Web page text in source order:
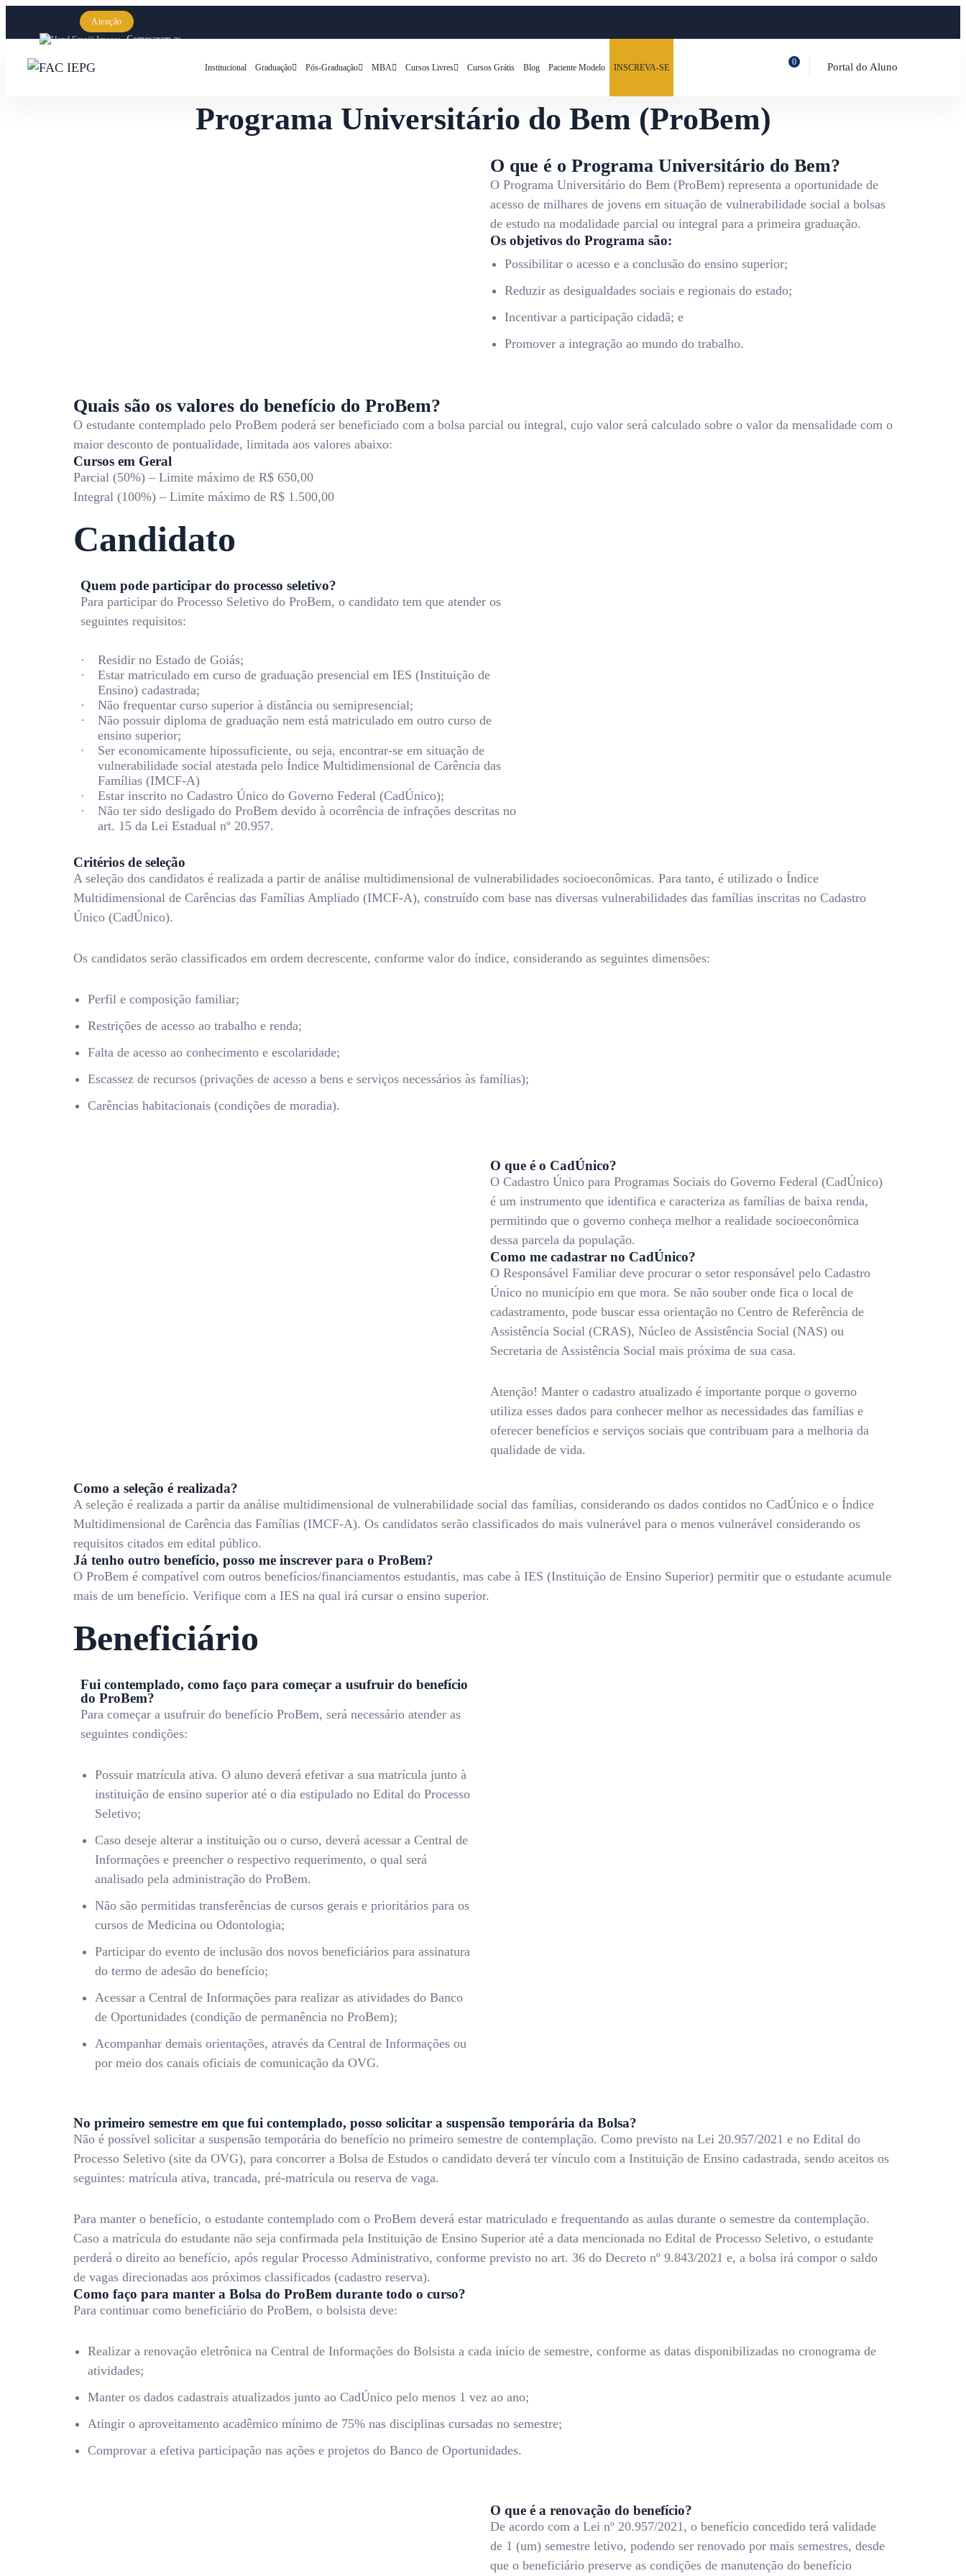
Atenção
Começaram as
Institucional
Graduação Pós-Graduação MBA Cursos Livres Cursos Grátis Blog Paciente Modelo INSCREVA-SE
0 Portal do Aluno
Programa Universitário do Bem (ProBem)
O que é o Programa Universitário do Bem?
O Programa Universitário do Bem (ProBem) representa a oportunidade de
acesso de milhares de jovens em situação de vulnerabilidade social a bolsas
de estudo na modalidade parcial ou integral para a primeira graduação.
Os objetivos do Programa são:
Possibilitar o acesso e a conclusão do ensino superior;
Reduzir as desigualdades sociais e regionais do estado;
Incentivar a participação cidadã; e
Promover a integração ao mundo do trabalho.
Quais são os valores do benefício do ProBem?
O estudante contemplado pelo ProBem poderá ser beneficiado com a bolsa parcial ou integral, cujo valor será calculado sobre o valor da mensalidade com o
maior desconto de pontualidade, limitada aos valores abaixo:
Cursos em Geral
Parcial (50%) – Limite máximo de R$ 650,00
Integral (100%) – Limite máximo de R$ 1.500,00
Candidato
Quem pode participar do processo seletivo?
Para participar do Processo Seletivo do ProBem, o candidato tem que atender os
seguintes requisitos:
·
Residir no Estado de Goiás;
·
Estar matriculado em curso de graduação presencial em IES (Instituição de
Ensino) cadastrada;
·
Não frequentar curso superior à distância ou semipresencial;
·
Não possuir diploma de graduação nem está matriculado em outro curso de
ensino superior;
·
Ser economicamente hipossuficiente, ou seja, encontrar-se em situação de
vulnerabilidade social atestada pelo Índice Multidimensional de Carência das
Famílias (IMCF-A)
·
Estar inscrito no Cadastro Único do Governo Federal (CadÚnico);
·
Não ter sido desligado do ProBem devido à ocorrência de infrações descritas no
art. 15 da Lei Estadual nº 20.957.
Critérios de seleção
A seleção dos candidatos é realizada a partir de análise multidimensional de vulnerabilidades socioeconômicas. Para tanto, é utilizado o Índice
Multidimensional de Carências das Famílias Ampliado (IMCF-A), construído com base nas diversas vulnerabilidades das famílias inscritas no Cadastro
Único (CadÚnico).
Os candidatos serão classificados em ordem decrescente, conforme valor do índice, considerando as seguintes dimensões:
Perfil e composição familiar;
Restrições de acesso ao trabalho e renda;
Falta de acesso ao conhecimento e escolaridade;
Escassez de recursos (privações de acesso a bens e serviços necessários às famílias);
Carências habitacionais (condições de moradia).
O que é o CadÚnico?
O Cadastro Único para Programas Sociais do Governo Federal (CadÚnico)
é um instrumento que identifica e caracteriza as famílias de baixa renda,
permitindo que o governo conheça melhor a realidade socioeconômica
dessa parcela da população.
Como me cadastrar no CadÚnico?
O Responsável Familiar deve procurar o setor responsável pelo Cadastro
Único no município em que mora. Se não souber onde fica o local de
cadastramento, pode buscar essa orientação no Centro de Referência de
Assistência Social (CRAS), Núcleo de Assistência Social (NAS) ou
Secretaria de Assistência Social mais próxima de sua casa.
Atenção! Manter o cadastro atualizado é importante porque o governo
utiliza esses dados para conhecer melhor as necessidades das famílias e
oferecer benefícios e serviços sociais que contribuam para a melhoria da
qualidade de vida.
Como a seleção é realizada?
A seleção é realizada a partir da análise multidimensional de vulnerabilidade social das famílias, considerando os dados contidos no CadÚnico e o Índice
Multidimensional de Carência das Famílias (IMCF-A). Os candidatos serão classificados do mais vulnerável para o menos vulnerável considerando os
requisitos citados em edital público.
Já tenho outro benefício, posso me inscrever para o ProBem?
O ProBem é compatível com outros benefícios/financiamentos estudantis, mas cabe à IES (Instituição de Ensino Superior) permitir que o estudante acumule
mais de um benefício. Verifique com a IES na qual irá cursar o ensino superior.
Beneficiário
Fui contemplado, como faço para começar a usufruir do benefício
do ProBem?
Para começar a usufruir do benefício ProBem, será necessário atender as
seguintes condições:
Possuir matrícula ativa. O aluno deverá efetivar a sua matrícula junto à
instituição de ensino superior até o dia estipulado no Edital do Processo
Seletivo;
Caso deseje alterar a instituição ou o curso, deverá acessar a Central de
Informações e preencher o respectivo requerimento, o qual será
analisado pela administração do ProBem.
Não são permitidas transferências de cursos gerais e prioritários para os
cursos de Medicina ou Odontologia;
Participar do evento de inclusão dos novos beneficiários para assinatura
do termo de adesão do benefício;
Acessar a Central de Informações para realizar as atividades do Banco
de Oportunidades (condição de permanência no ProBem);
Acompanhar demais orientações, através da Central de Informações ou
por meio dos canais oficiais de comunicação da OVG.
No primeiro semestre em que fui contemplado, posso solicitar a suspensão temporária da Bolsa?
Não é possível solicitar a suspensão temporária do benefício no primeiro semestre de contemplação. Como previsto na Lei 20.957/2021 e no Edital do
Processo Seletivo (site da OVG), para concorrer a Bolsa de Estudos o candidato deverá ter vínculo com a Instituição de Ensino cadastrada, sendo aceitos os
seguintes: matrícula ativa, trancada, pré-matrícula ou reserva de vaga.
Para manter o benefício, o estudante contemplado com o ProBem deverá estar matriculado e frequentando as aulas durante o semestre da contemplação.
Caso a matrícula do estudante não seja confirmada pela Instituição de Ensino Superior até a data mencionada no Edital de Processo Seletivo, o estudante
perderá o direito ao benefício, após regular Processo Administrativo, conforme previsto no art. 36 do Decreto nº 9.843/2021 e, a bolsa irá compor o saldo
de vagas direcionadas aos próximos classificados (cadastro reserva).
Como faço para manter a Bolsa do ProBem durante todo o curso?
Para continuar como beneficiário do ProBem, o bolsista deve:
Realizar a renovação eletrônica na Central de Informações do Bolsista a cada início de semestre, conforme as datas disponibilizadas no cronograma de
atividades;
Manter os dados cadastrais atualizados junto ao CadÚnico pelo menos 1 vez ao ano;
Atingir o aproveitamento acadêmico mínimo de 75% nas disciplinas cursadas no semestre;
Comprovar a efetiva participação nas ações e projetos do Banco de Oportunidades.
O que é a renovação do benefício?
De acordo com a Lei nº 20.957/2021, o benefício concedido terá validade
de 1 (um) semestre letivo, podendo ser renovado por mais semestres, desde
que o beneficiário preserve as condições de manutenção do benefício